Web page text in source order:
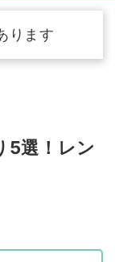
ります
5選！レン